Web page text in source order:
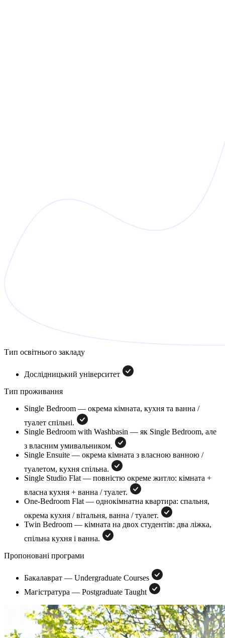
Тип освітнього закладу
Дослідницький університет
Тип проживання
Single Bedroom — окрема кімната, кухня та ванна /
туалет спільні.
Single Bedroom with Washbasin — як Single Bedroom, але
з власним умивальником.
Single Ensuite — окрема кімната з власною ванною /
туалетом, кухня спільна.
Single Studio Flat — повністю окреме житло: кімната +
власна кухня + ванна / туалет.
One-Bedroom Flat — однокімнатна квартира: спальня,
окрема кухня / вітальня, ванна / туалет.
Twin Bedroom — кімната на двох студентів: два ліжка,
спільна кухня і ванна.
Пропоновані програми
Бакалаврат — Undergraduate Courses
Магістратура — Postgraduate Taught